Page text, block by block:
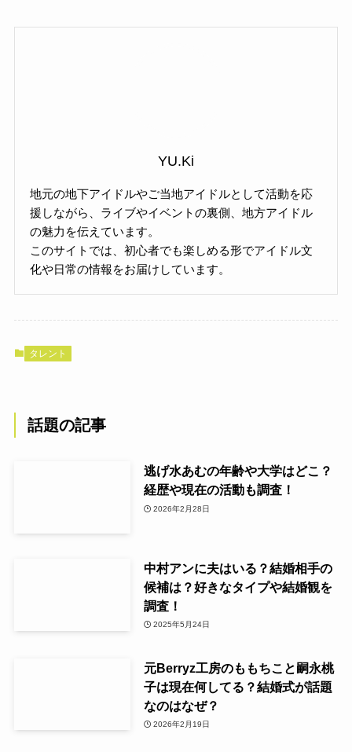
YU.Ki
地元の地下アイドルやご当地アイドルとして活動を応
援しながら、ライブやイベントの裏側、地方アイドル
の魅力を伝えています。
このサイトでは、初心者でも楽しめる形でアイドル文
化や日常の情報をお届けしています。
タレント
話題の記事
逃げ水あむの年齢や大学はどこ？
経歴や現在の活動も調査！
2026年2月28日
中村アンに夫はいる？結婚相手の
候補は？好きなタイプや結婚観を
調査！
2025年5月24日
元Berryz工房のももちこと嗣永桃
子は現在何してる？結婚式が話題
なのはなぜ？
2026年2月19日